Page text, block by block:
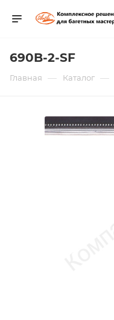
690B-2-SF
Главная — Каталог —